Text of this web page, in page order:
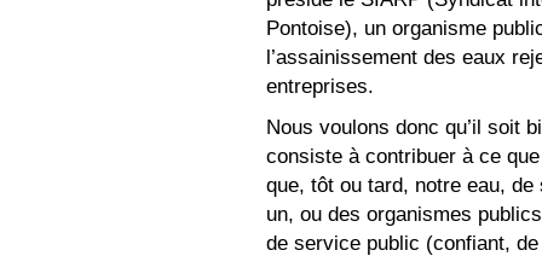
Pontoise), un organisme
l’assainissement des eaux
entreprises.
Nous voulons donc qu’il soit
consiste à contribuer à ce
que, tôt ou tard, notre eau,
un, ou des organismes
de service public (confiant,